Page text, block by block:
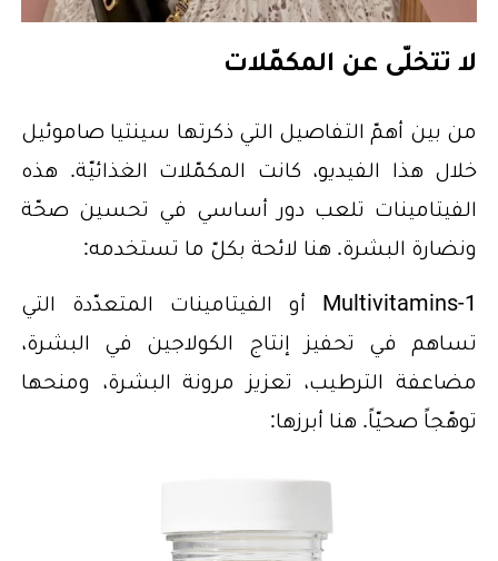
لا تتخلّى عن المكمّلات
من بين أهمّ التفاصيل التي ذكرتها سينتيا صاموئيل
خلال هذا الفيديو، كانت المكمّلات الغذائيّة. هذه
الفيتامينات تلعب دور أساسي في تحسين صحّة
ونضارة البشرة. هنا لائحة بكلّ ما تستخدمه:
1-Multivitamins أو الفيتامينات المتعدّدة التي
تساهم في تحفيز إنتاج الكولاجين في البشرة،
مضاعفة الترطيب، تعزيز مرونة البشرة، ومنحها
توهّجاً صحيّاً. هنا أبرزها: